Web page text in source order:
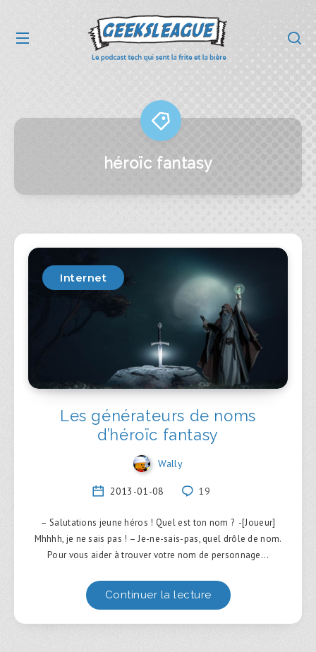
héroïc fantasy
Internet
Les générateurs de noms
d’héroïc fantasy
Wally
2013-01-08 19
– Salutations jeune héros ! Quel est ton nom ? -[Joueur]
Mhhhh, je ne sais pas ! – Je-ne-sais-pas, quel drôle de nom.
Pour vous aider à trouver votre nom de personnage…
Continuer la lecture